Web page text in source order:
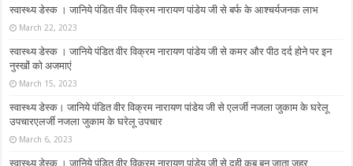
स्वास्थ्य डेस्क । जानिये पंडित वीर विक्रम नारायण पांडेय जी से बर्फ के आश्चर्यजनक लाभ
March 22, 2023
स्वास्थ्य डेस्क । जानिये पंडित वीर विक्रम नारायण पांडेय जी से कमर और पीठ दर्द होने पर इन
नुस्‍खों को अजमाएं
March 15, 2023
स्वास्थ्य डेस्क। जानिये पंडित वीर विक्रम नारायण पांडेय जी से एलर्जी नजला जुकाम के घरेलू
उपचारएलर्जी नजला जुकाम के घरेलू उपचार
March 6, 2023
स्वास्थ्य डेस्क । जानिये पंडित वीर विक्रम नारायण पांडेय जी से दही कब बन जाता जहर